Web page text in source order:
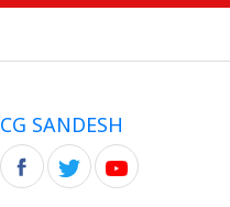
CG SANDESH